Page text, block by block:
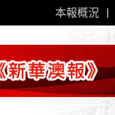
本報概況